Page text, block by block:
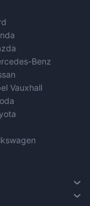
Benz
Vauxhall